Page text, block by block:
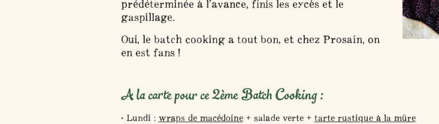
prédéterminée à l’avance, finis les excès et le
gaspillage.
Oui, le batch cooking a tout bon, et chez Prosain, on
en est fans !
A la carte pour ce 2ème Batch Cooking :
• Lundi : wraps de macédoine+ salade verte + tarte rustique à la mûre